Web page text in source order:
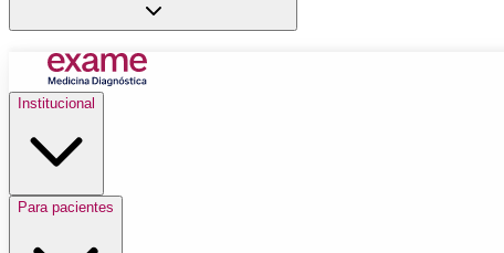
Institucional
Para pacientes